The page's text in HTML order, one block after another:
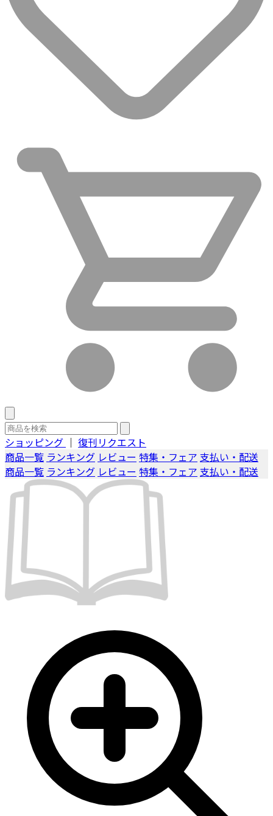
ショッピング ｜ 復刊リクエスト
商品一覧 ランキング レビュー 特集・フェア 支払い・配送
商品一覧 ランキング レビュー 特集・フェア 支払い・配送